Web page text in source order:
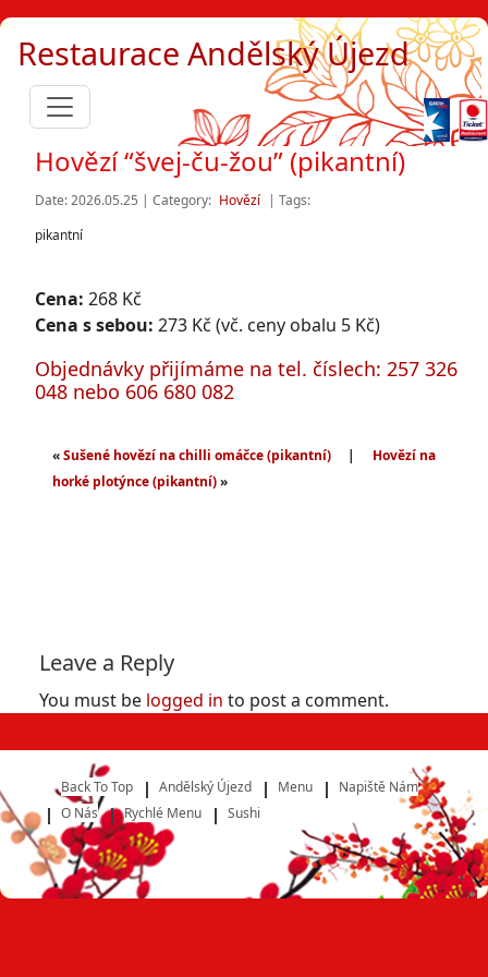
Restaurace Andělský Újezd
Hovězí “švej-ču-žou” (pikantní)
Date: 2026.05.25 | Category: Hovězí | Tags:
pikantní
Cena: 268 Kč
Cena s sebou: 273 Kč (vč. ceny obalu 5 Kč)
Objednávky přijímáme na tel. číslech: 257 326
048 nebo 606 680 082
«Sušené hovězí na chilli omáčce (pikantní) |
Hovězí na
horké plotýnce (pikantní)»
Leave a Reply
You must be logged in to post a comment.
Back To Top Andělský Újezd Menu
Napiště Nám
O Nás
Rychlé Menu Sushi